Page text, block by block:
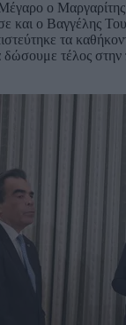
ο
και ο Βαγγέλης
τα
δώσουμε τέλος